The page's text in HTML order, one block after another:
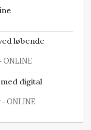
løbende
ONLINE
digital
ONLINE